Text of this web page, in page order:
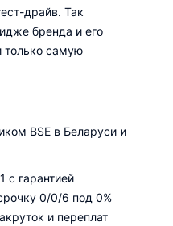
драйв. Так
бренда и его
только самую
BSE в Беларуси и
с гарантией
0/0/6 под 0%
и переплат